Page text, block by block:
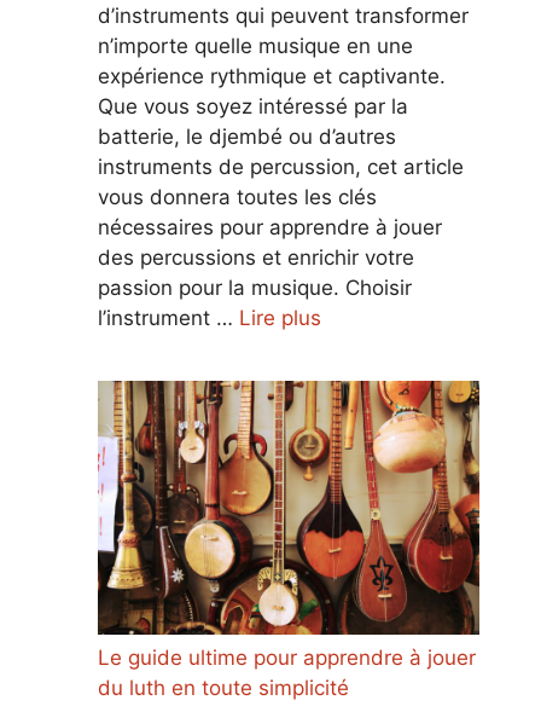
d’instruments qui peuvent transformer
n’importe quelle musique en une
expérience rythmique et captivante.
Que vous soyez intéressé par la
batterie, le djembé ou d’autres
instruments de percussion, cet article
vous donnera toutes les clés
nécessaires pour apprendre à jouer
des percussions et enrichir votre
passion pour la musique. Choisir
l’instrument … Lire plus
Le guide ultime pour apprendre à jouer
du luth en toute simplicité